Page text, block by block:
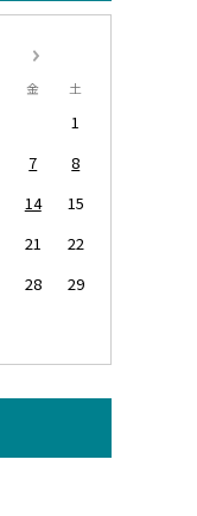
金 土
1
7
8
14
15
21
22
28
29